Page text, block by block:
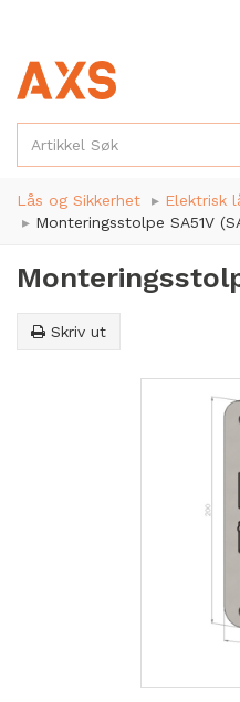
Lås og Sikkerhet Elektrisk
Monteringsstolpe SA51V
Skriv ut